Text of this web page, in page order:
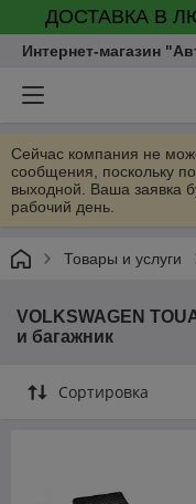
ДОСТАВКА В
Интернет-магазин
Сейчас компания не
сообщения, поскольку
выходной. Ваша заявка
рабочий день.
Товары и услуги
VOLKSWAGEN
и багажник
Сортировка